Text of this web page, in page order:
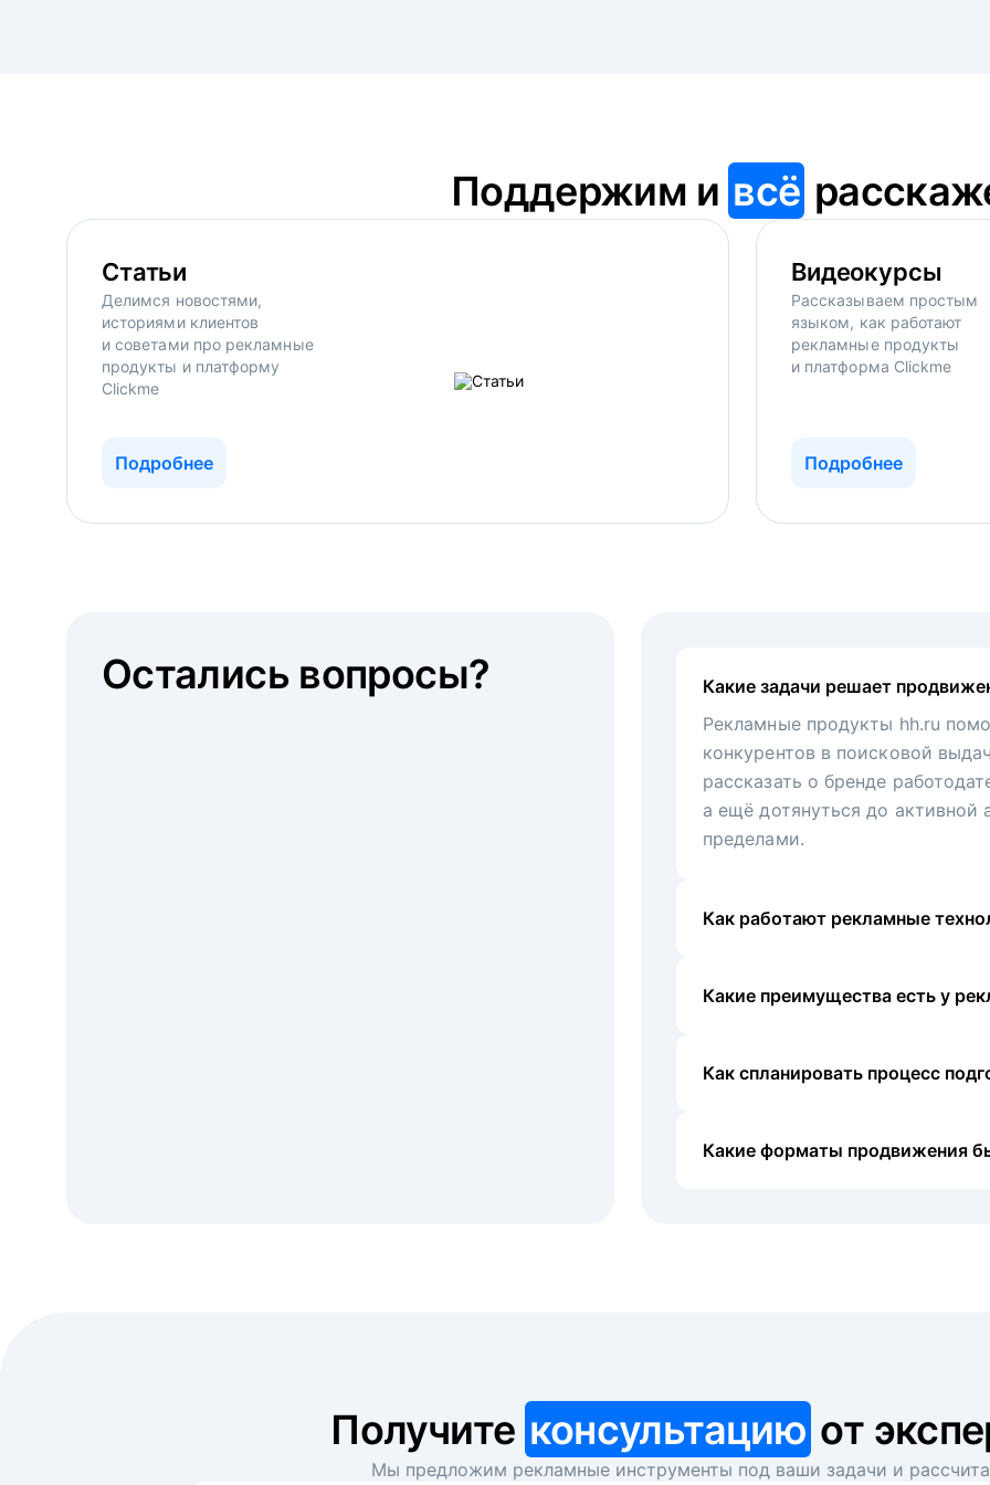
Поддержим и всё
Статьи
Делимся новостями,
историями клиентов
и советами про рекламные
продукты и платформу
Clickme
Подробнее
Видеокурсы
Рассказываем простым
языком, как работают
рекламные продукты
и платформа Clickme
Подробнее
Какие задачи решает
Рекламные продукты hh.ru
конкурентов в поисковой
рассказать о бренде
а ещё дотянуться до активной
пределами.
Как работают рекламные
Какие преимущества есть у
Как спланировать процесс
Какие форматы продвижения
Остались вопросы?
Получите консультацию от
Мы предложим рекламные инструменты под ваши задачи и